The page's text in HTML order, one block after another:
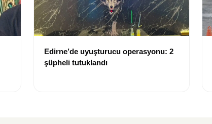
Edirne’de uyuşturucu operasyonu: 2
şüpheli tutuklandı